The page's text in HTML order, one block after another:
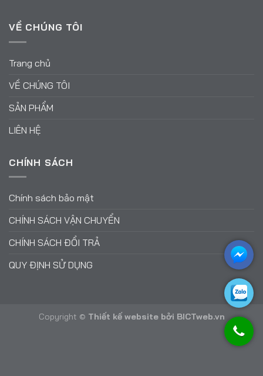
VỀ CHÚNG TÔI
Trang chủ
VỀ CHÚNG TÔI
SẢN PHẨM
LIÊN HỆ
CHÍNH SÁCH
Chính sách bảo mật
CHÍNH SÁCH VẬN CHUYỂN
CHÍNH SÁCH ĐỔI TRẢ
QUY ĐỊNH SỬ DỤNG
Copyright © Thiết kế websitebởi BICTweb.vn